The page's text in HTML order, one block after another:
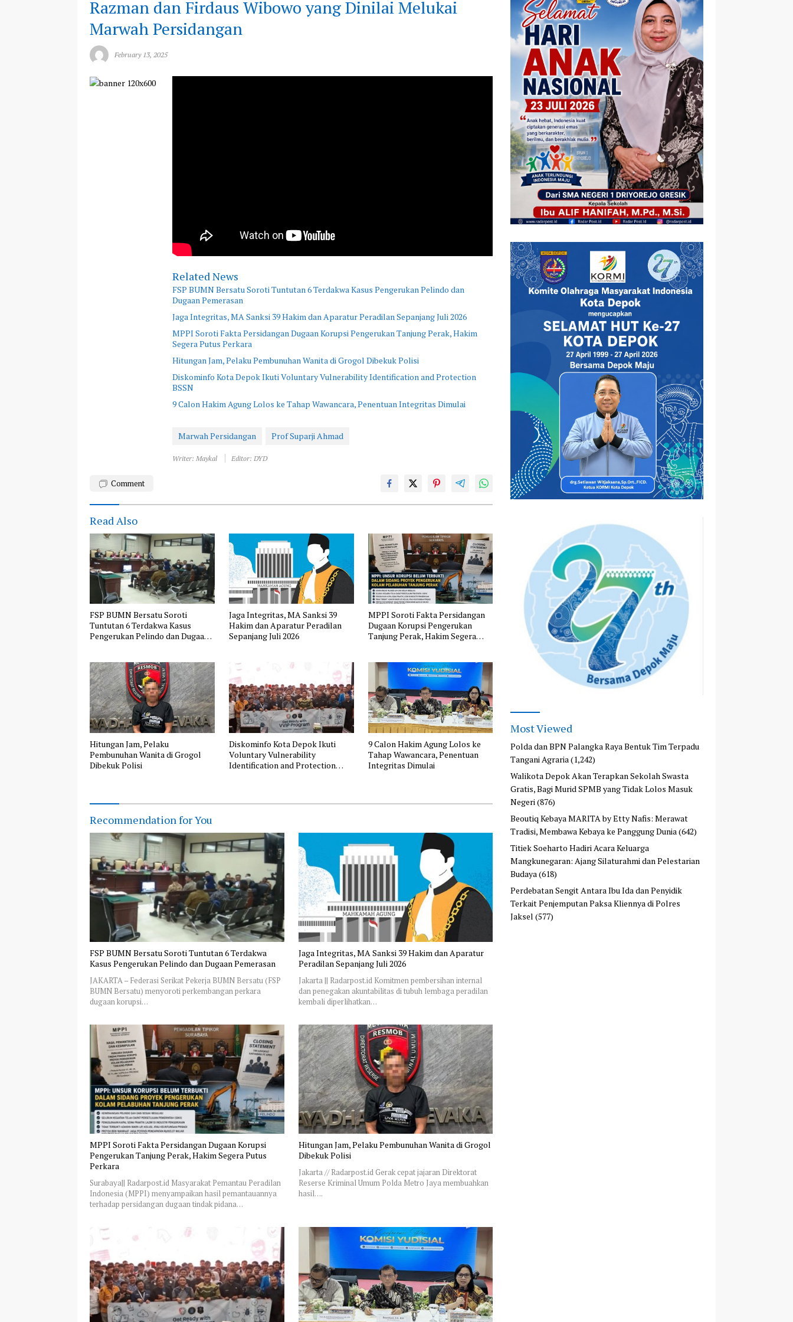
Razman dan Firdaus Wibowo yang Dinilai Melukai
Marwah Persidangan
February 13, 2025
Related News
FSP BUMN Bersatu Soroti Tuntutan 6 Terdakwa Kasus Pengerukan Pelindo dan
Dugaan Pemerasan
Jaga Integritas, MA Sanksi 39 Hakim dan Aparatur Peradilan Sepanjang Juli 2026
MPPI Soroti Fakta Persidangan Dugaan Korupsi Pengerukan Tanjung Perak, Hakim
Segera Putus Perkara
Hitungan Jam, Pelaku Pembunuhan Wanita di Grogol Dibekuk Polisi
Diskominfo Kota Depok Ikuti Voluntary Vulnerability Identification and Protection
BSSN
9 Calon Hakim Agung Lolos ke Tahap Wawancara, Penentuan Integritas Dimulai
Marwah Persidangan Prof Suparji Ahmad
Writer: Maykal Editor: DYD
Comment
Read Also
FSP BUMN Bersatu Soroti
Tuntutan 6 Terdakwa Kasus
Pengerukan Pelindo dan Dugaan
Jaga Integritas, MA Sanksi 39
Hakim dan Aparatur Peradilan
Sepanjang Juli 2026
MPPI Soroti Fakta Persidangan
Dugaan Korupsi Pengerukan
Tanjung Perak, Hakim Segera
Hitungan Jam, Pelaku
Pembunuhan Wanita di Grogol
Dibekuk Polisi
Diskominfo Kota Depok Ikuti
Voluntary Vulnerability
Identification and Protection
9 Calon Hakim Agung Lolos ke
Tahap Wawancara, Penentuan
Integritas Dimulai
Recommendation for You
FSP BUMN Bersatu Soroti Tuntutan 6 Terdakwa
Kasus Pengerukan Pelindo dan Dugaan Pemerasan
JAKARTA – Federasi Serikat Pekerja BUMN Bersatu (FSP
BUMN Bersatu) menyoroti perkembangan perkara
dugaan korupsi…
Jaga Integritas, MA Sanksi 39 Hakim dan Aparatur
Peradilan Sepanjang Juli 2026
Jakarta || Radarpost.id Komitmen pembersihan internal
dan penegakan akuntabilitas di tubuh lembaga peradilan
kembali diperlihatkan…
MPPI Soroti Fakta Persidangan Dugaan Korupsi
Pengerukan Tanjung Perak, Hakim Segera Putus
Perkara
Surabaya|| Radarpost.id Masyarakat Pemantau Peradilan
Indonesia (MPPI) menyampaikan hasil pemantauannya
terhadap persidangan dugaan tindak pidana…
Hitungan Jam, Pelaku Pembunuhan Wanita di Grogol
Dibekuk Polisi
Jakarta // Radarpost.id Gerak cepat jajaran Direktorat
Reserse Kriminal Umum Polda Metro Jaya membuahkan
hasil….
Most Viewed
Polda dan BPN Palangka Raya Bentuk Tim Terpadu
Tangani Agraria(1,242)
Walikota Depok Akan Terapkan Sekolah Swasta
Gratis, Bagi Murid SPMB yang Tidak Lolos Masuk
Negeri(876)
Beoutiq Kebaya MARITA by Etty Nafis: Merawat
Tradisi, Membawa Kebaya ke Panggung Dunia(642)
Titiek Soeharto Hadiri Acara Keluarga
Mangkunegaran: Ajang Silaturahmi dan Pelestarian
Budaya(618)
Perdebatan Sengit Antara Ibu Ida dan Penyidik
Terkait Penjemputan Paksa Kliennya di Polres
Jaksel (577)